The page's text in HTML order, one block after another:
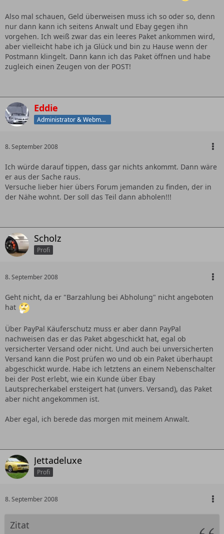
Also mal schauen, Geld überweisen muss ich so oder so, denn
nur dann kann ich seitens Anwalt und Ebay gegen ihn
vorgehen. Ich weiß zwar das ein leeres Paket ankommen wird,
aber vielleicht habe ich ja Glück und bin zu Hause wenn der
Postmann klingelt. Dann kann ich das Paket öffnen und habe
zugleich einen Zeugen von der POST!
Eddie
Administrator & Webmaster
8. September 2008
Ich würde darauf tippen, dass gar nichts ankommt. Dann wäre
er aus der Sache raus.
Versuche lieber hier übers Forum jemanden zu finden, der in
der Nähe wohnt. Der soll das Teil dann abholen!!!
Scholz
Profi
8. September 2008
Geht nicht, da er "Barzahlung bei Abholung" nicht angeboten
hat
Über PayPal Käuferschutz muss er aber dann PayPal
nachweisen das er das Paket abgeschickt hat, egal ob
versicherter Versand oder nicht. Und auch bei unversicherten
Versand kann die Post prüfen wo und ob ein Paket überhaupt
abgeschickt wurde. Habe ich letztens an einem Nebenschalter
bei der Post erlebt, wie ein Kunde über Ebay
Lautsprecherkabel ersteigert hat (unvers. Versand), das Paket
aber nicht angekommen ist.
Aber egal, ich berede das morgen mit meinem Anwalt.
Jettadeluxe
Profi
8. September 2008
Zitat